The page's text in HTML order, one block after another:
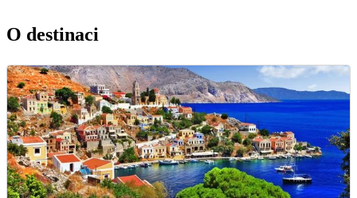
O destinaci